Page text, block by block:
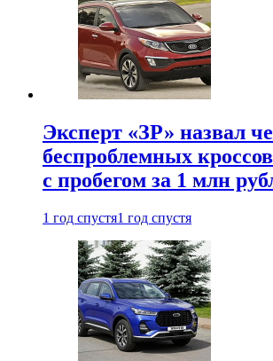
Эксперт «ЗР» назвал
беспроблемных
с пробегом за 1 млн
1 год спустя1 год спустя